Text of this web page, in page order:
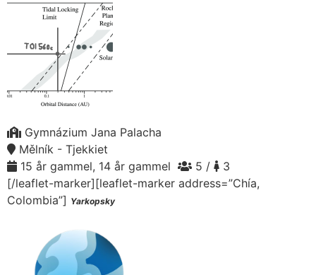
Gymnázium Jana Palacha
Mělník - Tjekkiet
15 år gammel, 14 år gammel
5 /
3
[/leaflet-marker][leaflet-marker address=”Chía,
Colombia”] Yarkopsky